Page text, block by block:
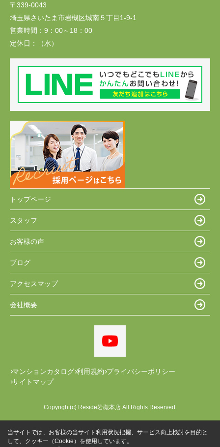
〒339-0043
埼玉県さいたま市岩槻区城南５丁目1-9-1
営業時間： 9：00～18：00
定休日：
（水）
トップページ
スタッフ
お客様の声
ブログ
アクセスマップ
会社概要
マンションカタログ 利用規約 プライバシーポリシー
サイトマップ
Copyright(c) Reside岩槻本店 All Rights Reserved.
当サイトでは、お客様の当サイト利用状況把握、サービス向上検討を目的と
して、クッキー（Cookie）を使用しています。